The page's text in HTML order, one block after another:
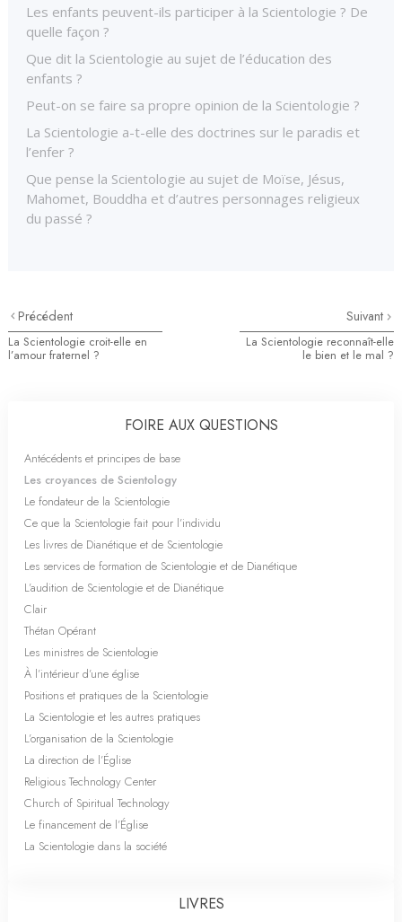
Les enfants peuvent-ils participer à la Scientologie ? De
quelle façon ?
Que dit la Scientologie au sujet de l’éducation des
enfants ?
Peut-on se faire sa propre opinion de la Scientologie ?
La Scientologie a-t-elle des doctrines sur le paradis et
l’enfer ?
Que pense la Scientologie au sujet de Moïse, Jésus,
Mahomet, Bouddha et d’autres personnages religieux
du passé ?
Précédent
La Scientologie croit-elle en
l’amour fraternel ?
Suivant
La Scientologie reconnaît-elle
le bien et le mal ?
FOIRE AUX QUESTIONS
Antécédents et principes de base
Les croyances de Scientology
Le fondateur de la Scientologie
Ce que la Scientologie fait pour l’individu
Les livres de Dianétique et de Scientologie
Les services de formation de Scientologie et de Dianétique
L’audition de Scientologie et de Dianétique
Clair
Thétan Opérant
Les ministres de Scientologie
À l’intérieur d’une église
Positions et pratiques de la Scientologie
La Scientologie et les autres pratiques
L’organisation de la Scientologie
La direction de l’Église
Religious Technology Center
Church of Spiritual Technology
Le financement de l’Église
La Scientologie dans la société
LIVRES